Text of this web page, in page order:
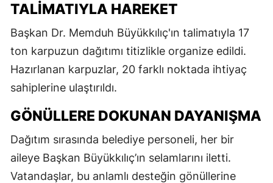
TALIMATIYLA HAREKET
Başkan Dr. Memduh Büyükkılıç'ın talimatıyla 17
ton karpuzun dağıtımı titizlikle organize edildi.
Hazırlanan karpuzlar, 20 farklı noktada ihtiyaç
sahiplerine ulaştırıldı.
GÖNÜLLERE DOKUNAN DAYANIŞMA
Dağıtım sırasında belediye personeli, her bir
aileye Başkan Büyükkılıç’ın selamlarını iletti.
Vatandaşlar, bu anlamlı desteğin gönüllerine